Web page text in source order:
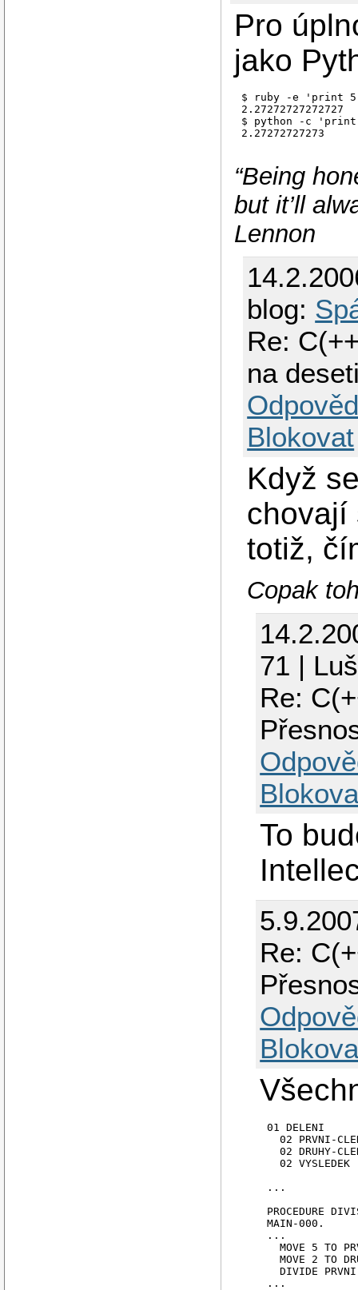
Pro
jako
$ ruby -e 'print
2.27272727272727
$ python -c
2.27272727273
“Being
but it’ll
Lennon
blog:
Re:
na
Blokovat
Když
chovají
totiž,
Copak
71 |
Re:
To
Re:
01 DELENI
02 PRVNI-CLEN		PIC
02 DRUHY-CLEN		PIC
  02 VYSLEDEK		PIC 999V99.
...
PROCEDURE
MAIN-000.
...
MOVE 5 TO
MOVE 2 TO
DIVIDE
...